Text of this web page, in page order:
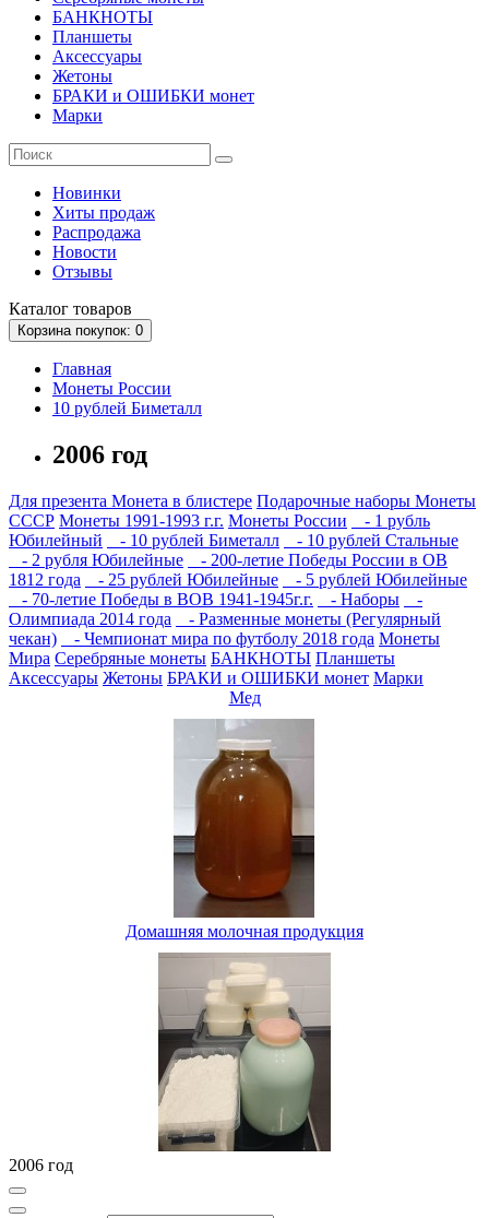
БАНКНОТЫ
Планшеты
Аксессуары
Жетоны
БРАКИ и ОШИБКИ монет
Марки
Новинки
Хиты продаж
Распродажа
Новости
Отзывы
Каталог товаров
Корзинапокупок: 0
Главная
Монеты России
10 рублей Биметалл
2006 год
Для презента Монета в блистере Подарочные наборы Монеты
СССР Монеты 1991-1993 г.г. Монеты России
- 1 рубль
Юбилейный
- 10 рублей Биметалл
- 10 рублей Стальные
- 2 рубля Юбилейные
- 200-летие Победы России в ОВ
1812 года
- 25 рублей Юбилейные
- 5 рублей Юбилейные
- 70-летие Победы в ВОВ 1941-1945г.г.
- Наборы
-
Олимпиада 2014 года
- Разменные монеты (Регулярный
чекан)
- Чемпионат мира по футболу 2018 года Монеты
Мира Серебряные монеты БАНКНОТЫ Планшеты
Аксессуары Жетоны БРАКИ и ОШИБКИ монет Марки
Мед
Домашняя молочная продукция
2006 год